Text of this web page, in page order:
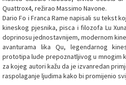
Quattrox4, režirao Massimo Navone.
Dario Fo i Franca Rame napisali su tekst
kineskog pjesnika, pisca i filozofa Lu
doprinosu jednostavnijem, modernom
avanturama lika Qu, legendarnog
prototipa lude prepoznatljivog u mnogim
za kojeg autori kažu da je izvanredan
raspolaganje ljudima kako bi promijenio